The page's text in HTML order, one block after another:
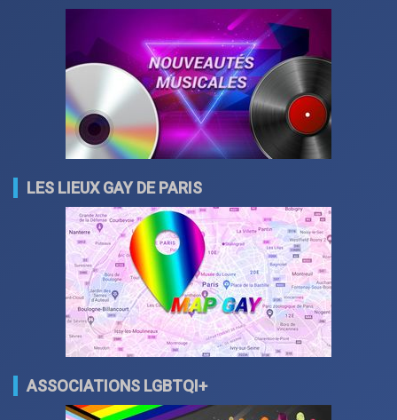
LES LIEUX GAY DE PARIS
ASSOCIATIONS LGBTQI+